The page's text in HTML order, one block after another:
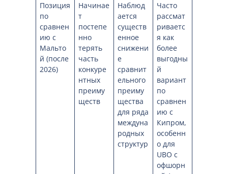
Позиция
по
сравнен
ию с
Мальто
й (после
2026)
Начинае
т
постепе
нно
терять
часть
конкуре
нтных
преиму
ществ
Наблюд
ается
существ
енное
снижени
е
сравнит
ельного
преиму
щества
для ряда
междуна
родных
структур
Часто
рассмат
риваетс
я как
более
выгодны
й
вариант
по
сравнен
ию с
Кипром,
особенн
о для
UBO с
офшорн